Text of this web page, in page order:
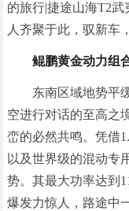
的旅行|捷途山海T2
人齐聚于此，驭新车
鲲鹏黄金动力组
东南区域地势平
空进行对话的至高之
峦的必然共鸣。凭借
以及世界级的混动专
势。其最大功率达到
爆发力惊人，路途中